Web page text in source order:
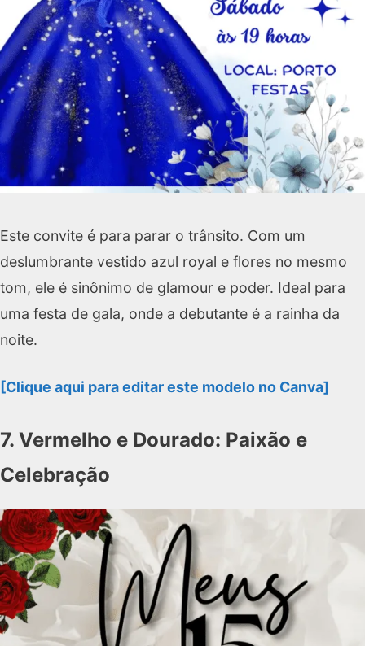
Este convite é para parar o trânsito. Com um
deslumbrante vestido azul royal e flores no mesmo
tom, ele é sinônimo de glamour e poder. Ideal para
uma festa de gala, onde a debutante é a rainha da
noite.
[Clique aqui para editar este modelo no Canva]
7. Vermelho e Dourado: Paixão e
Celebração